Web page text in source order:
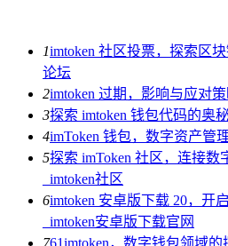
1imtoken 社区投票，探索区
论坛
2imtoken 过期，影响与应对
3探索 imtoken 钱包代码的奥
4imToken 钱包，数字资产管
5探索 imToken 社区，连接数
_imtoken社区
6imtoken 安卓版下载 20，开
_imtoken安卓版下载官网